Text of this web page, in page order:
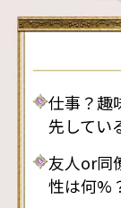
仕事？趣
先してい
友人or同
性は何%